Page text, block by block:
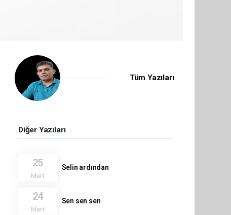
Tüm Yazıları
Diğer Yazıları
25
Mart
Selin ardından
24
Mart
Sen sen sen